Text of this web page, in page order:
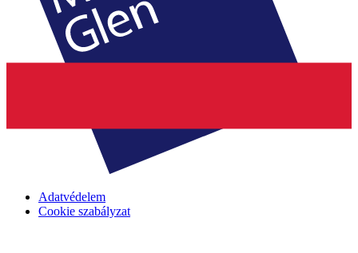
Adatvédelem
Cookie szabályzat